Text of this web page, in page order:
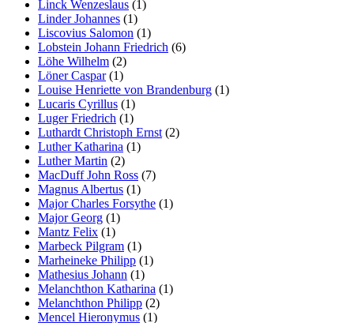
Linck Wenzeslaus (1)
Linder Johannes (1)
Liscovius Salomon (1)
Lobstein Johann Friedrich (6)
Löhe Wilhelm (2)
Löner Caspar(1)
Louise Henriette von Brandenburg (1)
Lucaris Cyrillus (1)
Luger Friedrich (1)
Luthardt Christoph Ernst (2)
Luther Katharina (1)
Luther Martin (2)
MacDuff John Ross (7)
Magnus Albertus (1)
Major Charles Forsythe (1)
Major Georg (1)
Mantz Felix (1)
Marbeck Pilgram (1)
Marheineke Philipp (1)
Mathesius Johann (1)
Melanchthon Katharina (1)
Melanchthon Philipp (2)
Mencel Hieronymus (1)